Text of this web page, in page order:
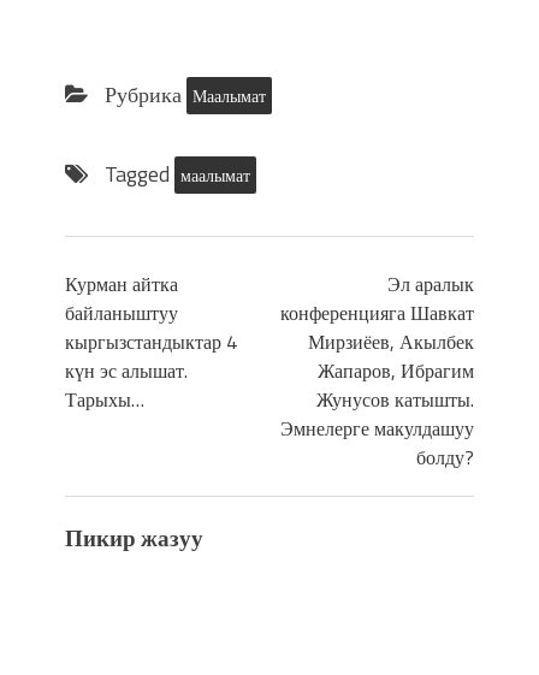
Рубрика Маалымат
Tagged маалымат
Курман айтка
байланыштуу
кыргызстандыктар 4
күн эс алышат.
Тарыхы…
Эл аралык
конференцияга Шавкат
Мирзиёев, Акылбек
Жапаров, Ибрагим
Жунусов катышты.
Эмнелерге макулдашуу
болду?
Пикир жазуу